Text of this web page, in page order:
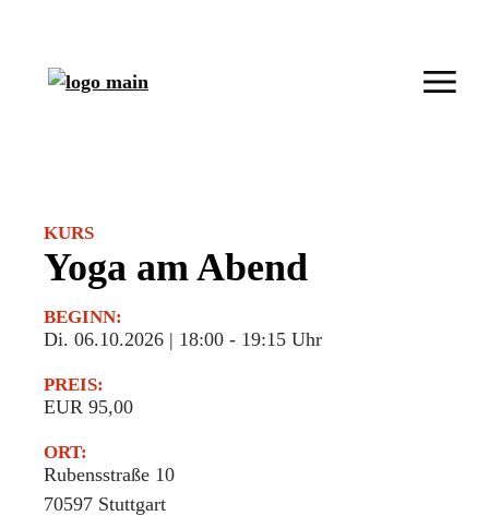
KURS
Yoga am Abend
BEGINN:
Di. 06.10.2026 | 18:00 - 19:15 Uhr
PREIS:
EUR 95,00
ORT:
Rubensstraße 10
70597 Stuttgart